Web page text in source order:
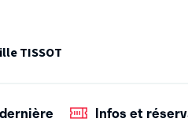
avec une palette de
en fait je suis juste expressive. »
libère la parole, et rit de
TISSOT
Infos et